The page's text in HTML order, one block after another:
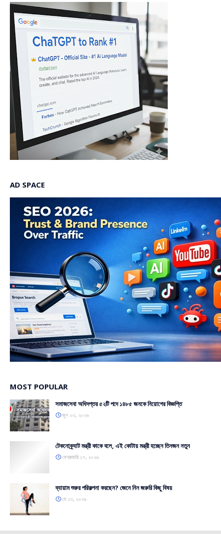
AD SPACE
MOST POPULAR
সমাজসেবা অধিদপ্তর ৫২টি পদে ১৪৮৫ জনকে নিয়োগের বিজ্ঞপ্তি
জুন ০৩, ২০২৬
টেকনোক্র্যাট মন্ত্রী কাকে বলে, এই কোটায় মন্ত্রী হচ্ছেন তিনজন নতুন
ফেব্রুয়ারি ১৭, ২০২৬
ব্যায়াম শুরুর পরিকল্পনা করছেন? জেনে নিন জরুরি কিছু বিষয়
মে ১৩, ২০২৬